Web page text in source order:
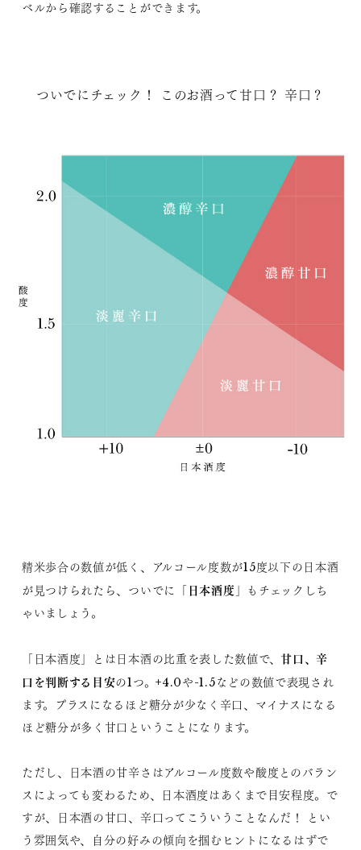
ベルから確認することができます。
ついでにチェック！ このお酒って甘口？ 辛口？
精米歩合の数値が低く、アルコール度数が15度以下の日本酒
が見つけられたら、ついでに「
日本酒度 」もチェックしち
ゃいましょう。
「日本酒度」とは日本酒の比重を表した数値で、 甘口、辛
口を判断する目安の1つ。+4.0や-1.5などの数値で表現され
ます。プラスになるほど糖分が少なく辛口、マイナスになる
ほど糖分が多く甘口ということになります。
ただし、日本酒の甘辛さはアルコール度数や酸度とのバラン
スによっても変わるため、日本酒度はあくまで目安程度。で
すが、日本酒の甘口、辛口ってこういうことなんだ！ とい
う雰囲気や、自分の好みの傾向を掴むヒントになるはずで